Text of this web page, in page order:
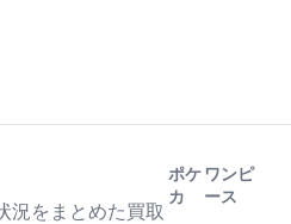
況をまとめた買取
ポケ
カ
ワンピ
ース